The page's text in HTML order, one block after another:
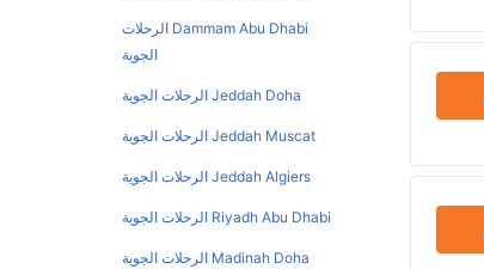
Dammam Abu Dhabi الرحلات
الجوية
Jeddah Doha الرحلات الجوية
Jeddah Muscat الرحلات الجوية
Jeddah Algiers الرحلات الجوية
Riyadh Abu Dhabi الرحلات الجوية
Madinah Doha الرحلات الجوية